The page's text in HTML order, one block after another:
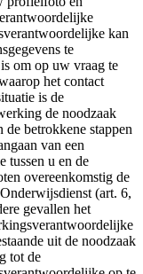
kan
te
om op uw vraag te
het contact
is de
de noodzaak
betrokkene stappen
van een
tussen u en de
overeenkomstig de
(art. 6,
gevallen het
uit de noodzaak
tot de